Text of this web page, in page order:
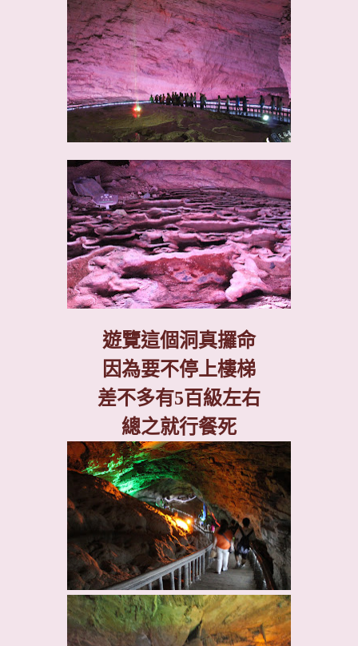
遊覽這個洞真攞命
因為要不停上樓梯
差不多有5百級左右
總之就行餐死